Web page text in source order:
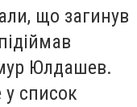
що загинув
Юлдашев.
список